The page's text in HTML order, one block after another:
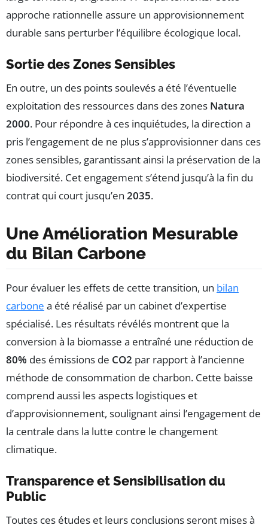
approche rationnelle assure un approvisionnement
durable sans perturber l’équilibre écologique local.
Sortie des Zones Sensibles
En outre, un des points soulevés a été l’éventuelle
exploitation des ressources dans des zones Natura
2000. Pour répondre à ces inquiétudes, la direction a
pris l’engagement de ne plus s’approvisionner dans ces
zones sensibles, garantissant ainsi la préservation de la
biodiversité. Cet engagement s’étend jusqu’à la fin du
contrat qui court jusqu’en 2035.
Une Amélioration Mesurable
du Bilan Carbone
Pour évaluer les effets de cette transition, un bilan
carbone a été réalisé par un cabinet d’expertise
spécialisé. Les résultats révélés montrent que la
conversion à la biomasse a entraîné une réduction de
80% des émissions de CO2 par rapport à l’ancienne
méthode de consommation de charbon. Cette baisse
comprend aussi les aspects logistiques et
d’approvisionnement, soulignant ainsi l’engagement de
la centrale dans la lutte contre le changement
climatique.
Transparence et Sensibilisation du
Public
Toutes ces études et leurs conclusions seront mises à